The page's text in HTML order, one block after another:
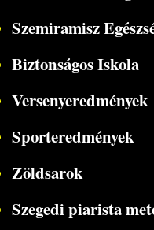
Szemiramisz
Biztonságos Iskola
Versenyeredmények
Sporteredmények
Zöldsarok
Szegedi piarista